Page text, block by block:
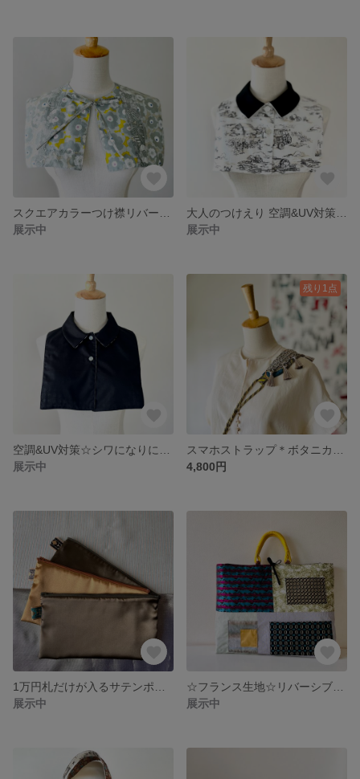
展示中
展示中
展示中
残り1点
4,800円
展示中
展示中